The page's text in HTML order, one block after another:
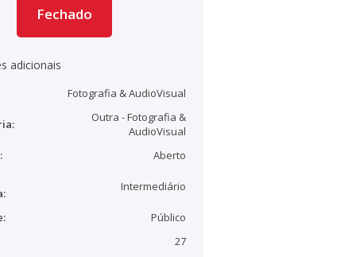
Fechado
adicionais
Fotografia & AudioVisual
Outra - Fotografia &
AudioVisual
Aberto
Intermediário
Público
27